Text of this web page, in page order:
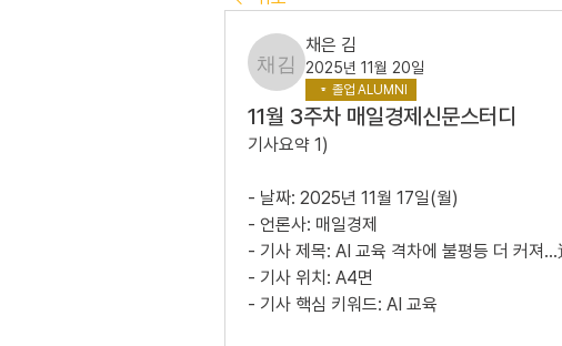
채은 김
채은 김
2025년 11월 20일
졸업 ALUMNI
11월 3주차 매일경제신문스터디
기사요약 1)
- 날짜: 2025년 11월 17일(월)
- 언론사: 매일경제
- 기사 제목: AI 교육 격차에 불평등 더 커져
- 기사 위치: A4면
- 기사 핵심 키워드: AI 교육